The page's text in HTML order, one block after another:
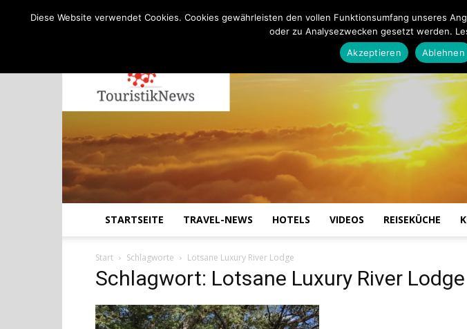
STARTSEITE TRAVEL-NEWS HOTELS VIDEOS REISEKÜCHE
Start Schlagworte Lotsane Luxury River Lodge
Schlagwort: Lotsane Luxury River Lodge
Diese Website verwendet Cookies. Cookies gewährleisten den vollen Funktionsumfang unseres
oder zu Analysezwecken gesetzt werden.
Akzeptieren
Ablehnen